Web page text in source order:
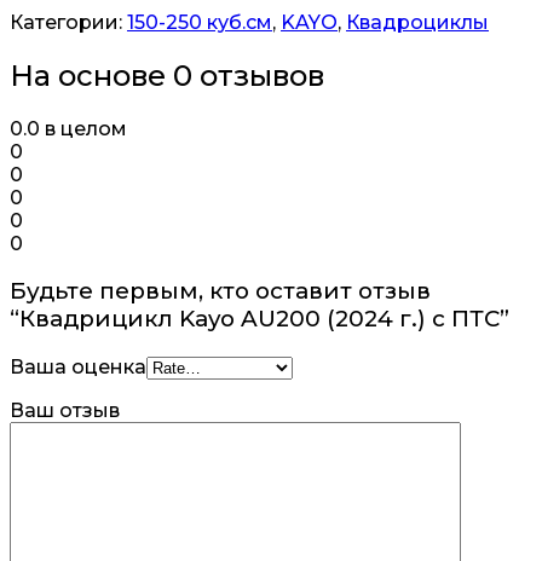
Категории: 150-250 куб.см, KAYO, Квадроциклы
На основе 0 отзывов
0.0 в целом
0
0
0
0
0
Будьте первым, кто оставит отзыв
“Квадрицикл Kayo AU200 (2024 г.) c ПТС”
Ваша оценка
Ваш отзыв